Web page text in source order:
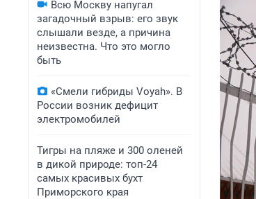
Всю Москву напугал
загадочный взрыв: его звук
слышали везде, а причина
неизвестна. Что это могло
быть
«Смели гибриды Voyah». В
России возник дефицит
электромобилей
Тигры на пляже и 300 оленей
в дикой природе: топ-24
самых красивых бухт
Приморского края